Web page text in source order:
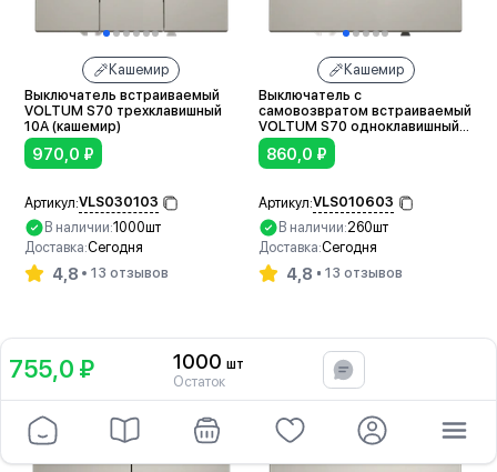
Кашемир
Выключатель встраиваемый
VOLTUM S70 трехклавишный
10А (кашемир)
970,0 ₽
Артикул:VLS030103
В наличии:1000шт
Доставка:Сегодня
4,8 13 отзывов
Кашемир
Выключатель с
самовозвратом встраиваемый
VOLTUM S70 одноклавишный
10А (кашемир)
860,0 ₽
Артикул:VLS010603
В наличии:260шт
Доставка:Сегодня
4,8 13 отзывов
755,0 ₽ 1000 шт
Остаток